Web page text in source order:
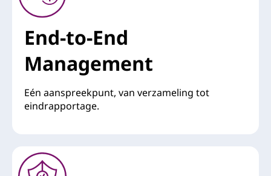
End-to-End
Management
Eén aanspreekpunt, van verzameling tot
eindrapportage.